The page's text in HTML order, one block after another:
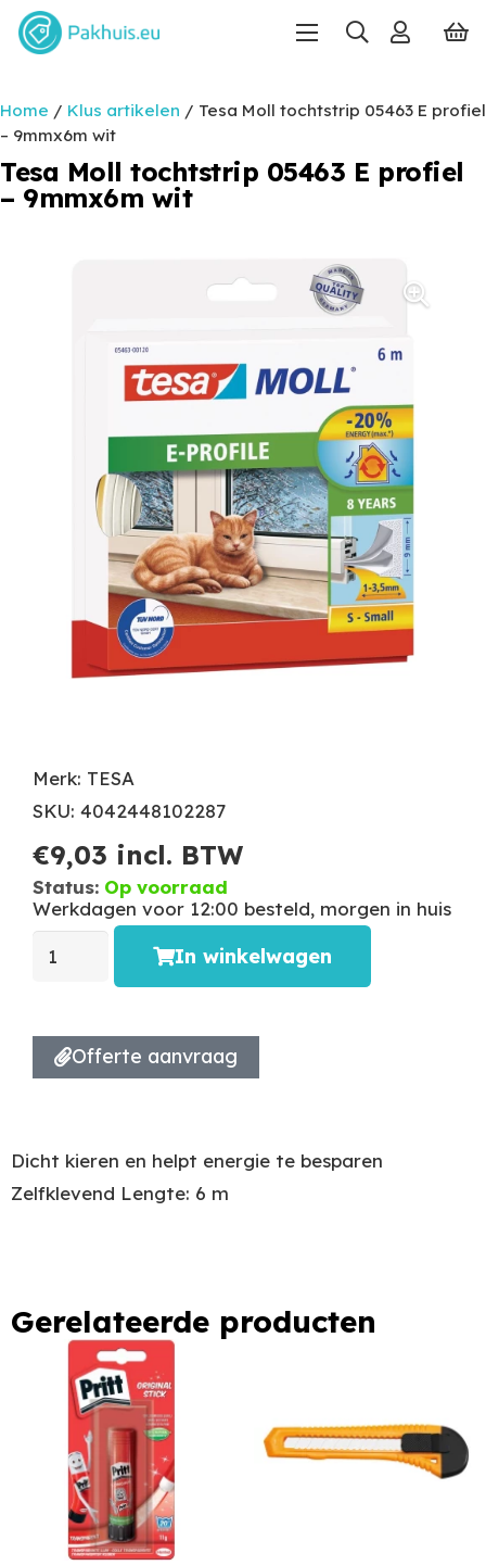
Home / Klus artikelen / Tesa Moll tochtstrip 05463 E profiel
– 9mmx6m wit
Tesa Moll tochtstrip 05463 E profiel
– 9mmx6m wit
Merk: TESA
SKU: 4042448102287
€9,03 incl. BTW
Status: Op voorraad
Werkdagen voor 12:00 besteld, morgen in huis
In winkelwagen
Offerte aanvraag
Dicht kieren en helpt energie te besparen
Zelfklevend Lengte: 6 m
Gerelateerde producten